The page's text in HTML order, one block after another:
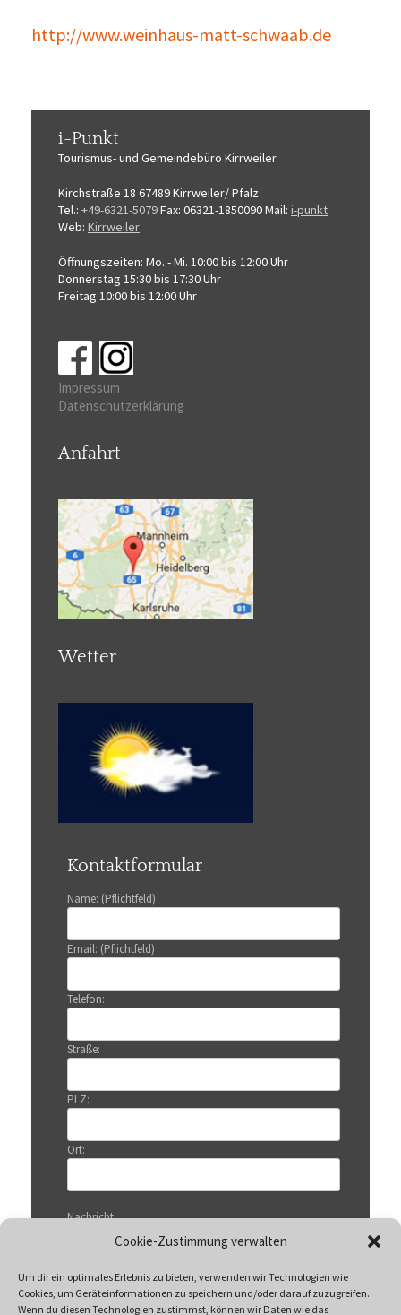
Cookie-Zustimmung verwalten
Um dir ein optimales Erlebnis zu bieten, verwenden wir Technologien wie
Cookies, um Geräteinformationen zu speichern und/oder darauf zuzugreifen.
Wenn du diesen Technologien zustimmst, können wir Daten wie das
http://www.weinhaus-matt-schwaab.de
i-Punkt
Tourismus-und Gemeindebüro Kirrweiler
Kirchstraße 18 67489 Kirrweiler/ Pfalz
Tel.: +49-6321-5079Fax: 06321-1850090Mail: i-punkt
Web: Kirrweiler
Öffnungszeiten: Mo. - Mi. 10:00 bis 12:00 Uhr
Donnerstag 15:30 bis 17:30 Uhr
Freitag 10:00 bis 12:00 Uhr
Impressum
Datenschutzerklärung
Anfahrt
Wetter
Kontaktformular
Name: (Pflichtfeld)
Email: (Pflichtfeld)
Telefon:
Straße:
PLZ:
Ort:
Nachricht: